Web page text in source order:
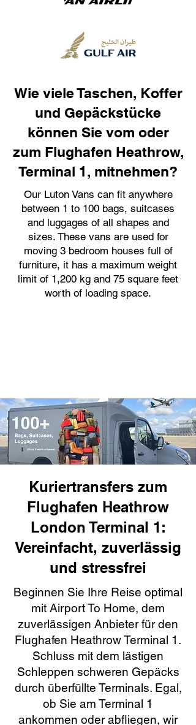
Wie viele Taschen, Koffer
und Gepäckstücke
können Sie vom oder
zum Flughafen Heathrow,
Terminal 1, mitnehmen?
Our Luton Vans can fit anywhere
between 1 to 100 bags, suitcases
and luggages of all shapes and
sizes. These vans are used for
moving 3 bedroom houses full of
furniture, it has a maximum weight
limit of 1,200 kg and 75 square feet
worth of loading space.
Kuriertransfers zum
Flughafen Heathrow
London Terminal 1:
Vereinfacht, zuverlässig
und stressfrei
Beginnen Sie Ihre Reise optimal
mit Airport To Home, dem
zuverlässigen Anbieter für den
Flughafen Heathrow Terminal 1.
Schluss mit dem lästigen
Schleppen schweren Gepäcks
durch überfüllte Terminals. Egal,
ob Sie am Terminal 1
ankommen oder abfliegen, wir